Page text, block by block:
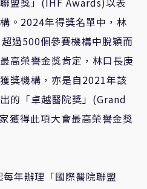
。 2024年得獎名單中，林
過500個參賽機構中脫穎而
高榮譽金獎肯定，林口長庚
獎機構，亦是自2021年該
的「卓越醫院獎」 (Grand
獲得此項大會最高榮譽金獎
每年辦理「國際醫院聯盟